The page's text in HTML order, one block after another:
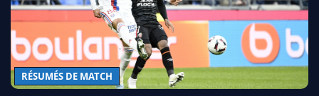
RÉSUMÉS DE MATCH